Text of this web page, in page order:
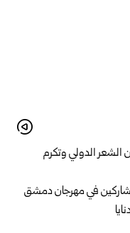
الشعر الدولي وتكرم